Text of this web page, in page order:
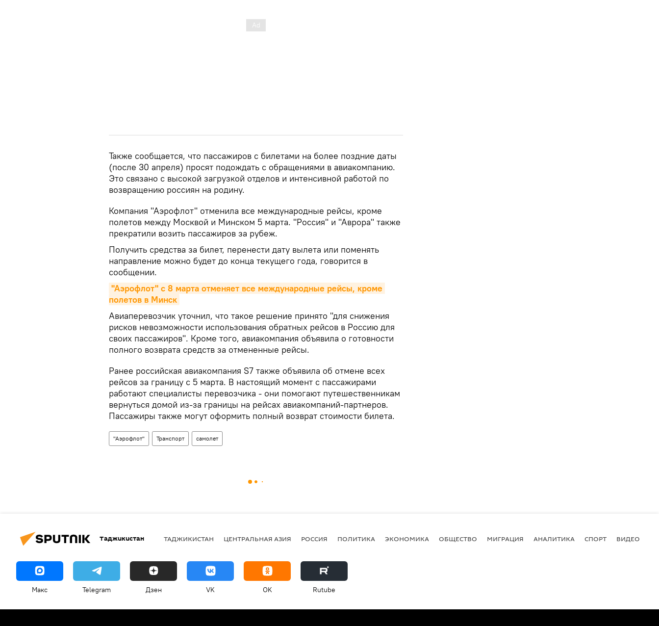
Также сообщается, что пассажиров с билетами на более поздние даты
(после 30 апреля) просят подождать с обращениями в авиакомпанию.
Это связано с высокой загрузкой отделов и интенсивной работой по
возвращению россиян на родину.
Компания "Аэрофлот" отменила все международные рейсы, кроме
полетов между Москвой и Минском 5 марта. "Россия" и "Аврора" также
прекратили возить пассажиров за рубеж.
Получить средства за билет, перенести дату вылета или поменять
направление можно будет до конца текущего года, говорится в
сообщении.
"Аэрофлот" с 8 марта отменяет все международные рейсы, кроме
полетов в Минск
Авиаперевозчик уточнил, что такое решение принято "для снижения
рисков невозможности использования обратных рейсов в Россию для
своих пассажиров". Кроме того, авиакомпания объявила о готовности
полного возврата средств за отмененные рейсы.
Ранее российская авиакомпания S7 также объявила об отмене всех
рейсов за границу с 5 марта. В настоящий момент с пассажирами
работают специалисты перевозчика - они помогают путешественникам
вернуться домой из-за границы на рейсах авиакомпаний-партнеров.
Пассажиры также могут оформить полный возврат стоимости билета.
"Аэрофлот" Транспорт самолет
Таджикистан ТАДЖИКИСТАН ЦЕНТРАЛЬНАЯ АЗИЯ РОССИЯ ПОЛИТИКА ЭКОНОМИКА ОБЩЕСТВО МИГРАЦИЯ АНАЛИТИКА СПОРТ ВИДЕО
Макс Telegram Дзен VK OK Rutube